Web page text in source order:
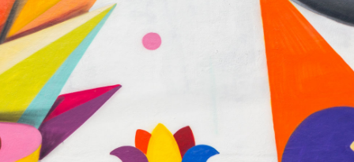
¿Qué hay de nuevo, viejo?
> Comunicación Ambiental > ¿Qué hay de nuevo, viejo?